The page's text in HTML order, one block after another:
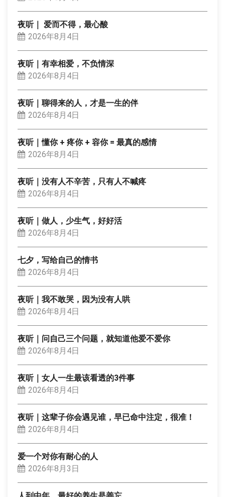
夜听｜ 爱而不得，最心酸
2026年8月4日
夜听｜有幸相爱，不负情深
2026年8月4日
夜听｜聊得来的人，才是一生的伴
2026年8月4日
夜听｜懂你 + 疼你 + 容你 = 最真的感情
2026年8月4日
夜听｜没有人不辛苦，只有人不喊疼
2026年8月4日
夜听｜做人，少生气，好好活
2026年8月4日
七夕，写给自己的情书
2026年8月4日
夜听｜我不敢哭，因为没有人哄
2026年8月4日
夜听｜问自己三个问题，就知道他爱不爱你
2026年8月4日
夜听｜女人一生最该看透的3件事
2026年8月4日
夜听｜这辈子你会遇见谁，早已命中注定，很准！
2026年8月4日
爱一个对你有耐心的人
2026年8月3日